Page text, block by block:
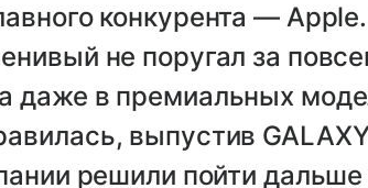
конкурента —
не поругал за
даже в премиальных
выпустив
решили пойти дальше